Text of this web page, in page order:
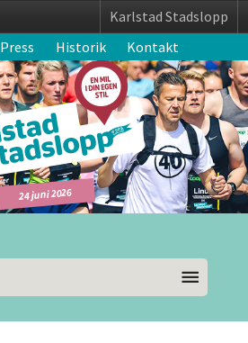
Karlstad Stadslopp
Press Historik Kontakt
24 juni 2026